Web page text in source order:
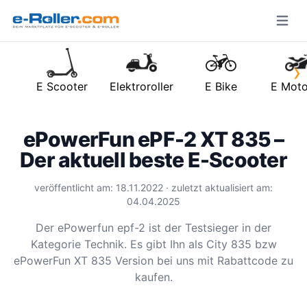
Open
›
E Scooter Elektroroller E Bike E
ePowerFun ePF-2 XT 835 –
Der aktuell beste E-Scooter
veröffentlicht am: 18.11.2022 · zuletzt aktualisiert am:
04.04.2025
Der ePowerfun epf-2 ist der Testsieger in der
Kategorie Technik. Es gibt Ihn als City 835 bzw
ePowerFun XT 835 Version bei uns mit Rabattcode zu
kaufen.